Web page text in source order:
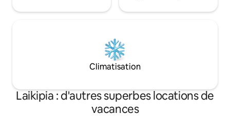
Climatisation
Laikipia : d'autres superbes locations de
vacances